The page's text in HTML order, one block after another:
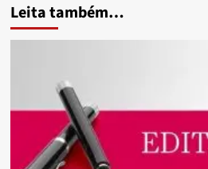
Leita também…